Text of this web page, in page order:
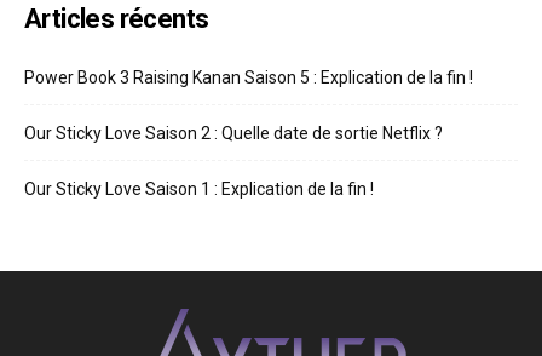
Articles récents
Power Book 3 Raising Kanan Saison 5 : Explication de la fin !
Our Sticky Love Saison 2 : Quelle date de sortie Netflix ?
Our Sticky Love Saison 1 : Explication de la fin !